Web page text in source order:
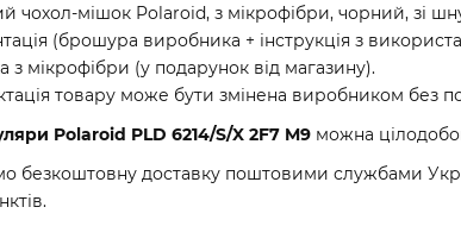
чохол-мішок Polaroid, з мікрофібри, чорний, зі
(брошура виробника + інструкція з
з мікрофібри (у подарунок від магазину).
товару може бути змінена виробником без
Polaroid PLD 6214/S/X 2F7 M9 можна
безкоштовну доставку поштовими службами